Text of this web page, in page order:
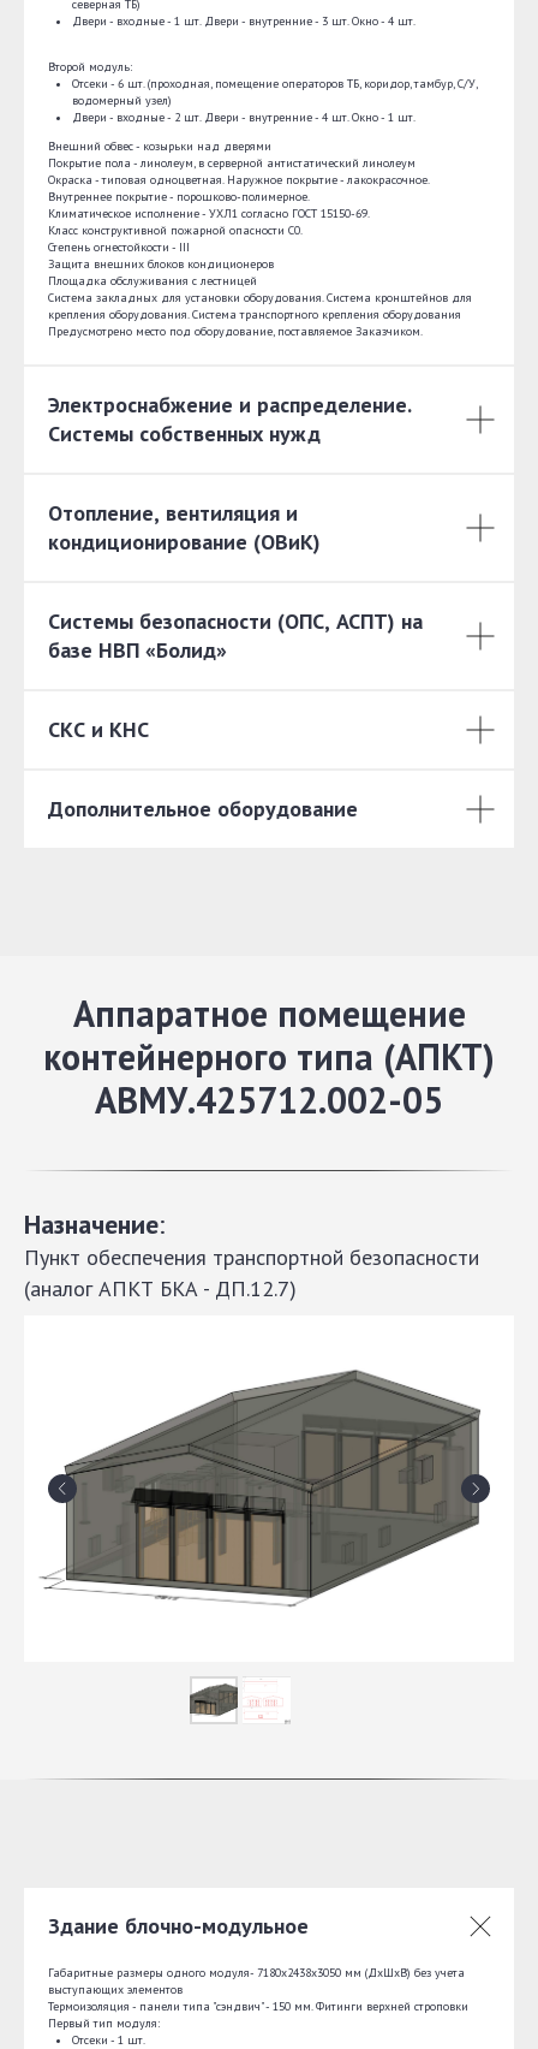
северная ТБ)
Двери - входные - 1 шт. Двери - внутренние - 3 шт. Окно - 4 шт.
Второй модуль:
Отсеки - 6 шт. (проходная, помещение операторов ТБ, коридор, тамбур, С/У,
водомерный узел)
Двери - входные - 2 шт. Двери - внутренние - 4 шт. Окно - 1 шт.
Внешний обвес - козырьки над дверями
Покрытие пола - линолеум, в серверной антистатический линолеум
Окраска - типовая одноцветная. Наружное покрытие - лакокрасочное.
Внутреннее покрытие - порошково-полимерное.
Климатическое исполнение - УХЛ1 согласно ГОСТ 15150-69.
Класс конструктивной пожарной опасности С0.
Степень огнестойкости - III
Защита внешних блоков кондиционеров
Площадка обслуживания с лестницей
Система закладных для установки оборудования. Система кронштейнов для
крепления оборудования. Система транспортного крепления оборудования
Предусмотрено место под оборудование, поставляемое Заказчиком.
Электроснабжение и распределение.
Системы собственных нужд
Отопление, вентиляция и
кондиционирование (ОВиК)
Системы безопасности (ОПС, АСПТ) на
базе НВП «Болид»
СКС и КНС
Дополнительное оборудование
Аппаратное помещение
контейнерного типа (АПКТ)
АВМУ.425712.002-05
Назначение:
Пункт обеспечения транспортной безопасности
(аналог АПКТ БКА - ДП.12.7)
Здание блочно-модульное
Габаритные размеры одного модуля- 7180х2438х3050 мм (ДхШхВ) без учета
выступающих элементов
Термоизоляция - панели типа "сэндвич" - 150 мм. Фитинги верхней строповки
Первый тип модуля:
Отсеки - 1 шт.